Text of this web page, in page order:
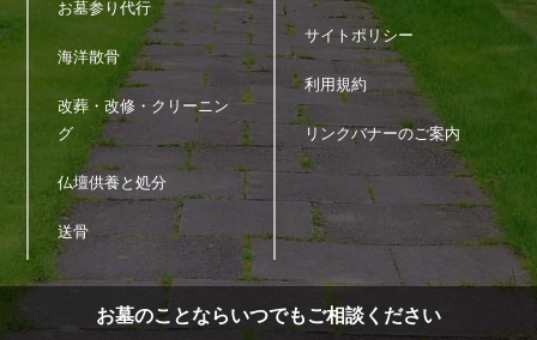
当サイトは、本人が個人情報について、開示・訂正・利用停止・
消去などを求める権利を有していることを認識し、お客様相談窓
口を設置して、これらの要求ある場合には、法令にしたがって速
やかに対応します。
上記に関するお問い合わせ、ご相談はお客様窓口のお問い合わせ
フォームをご利用の上ご連絡ください。
その際、お問い合わせ内容欄に個人情報に関する問い合わせであ
ることを明記（開示・訂正・利用停止・消去など具体的な内容）
の上、ご連絡をお願いします。
お墓のことならいつでもご相談ください
お墓参り代行
海洋散骨
改葬・改修・クリーニン
グ
仏壇供養と処分
送骨
サイトポリシー
利用規約
リンクバナーのご案内